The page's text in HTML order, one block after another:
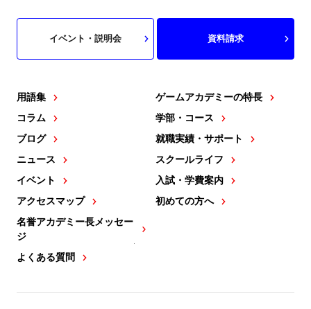
用語集
コラム
ブログ
ニュース
イベント
アクセスマップ
名誉アカデミー長メッセー
ジ
よくある質問
ゲームアカデミーの特長
学部・コース
就職実績・サポート
スクールライフ
入試・学費案内
初めての方へ
イベント・説明会 資料請求